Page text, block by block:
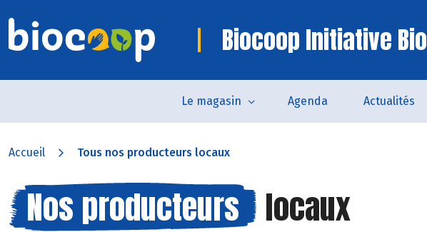
Biocoop Initiative Bio
Le magasin Agenda Actualités
Accueil Tous nos producteurs locaux
Nos producteurs locaux